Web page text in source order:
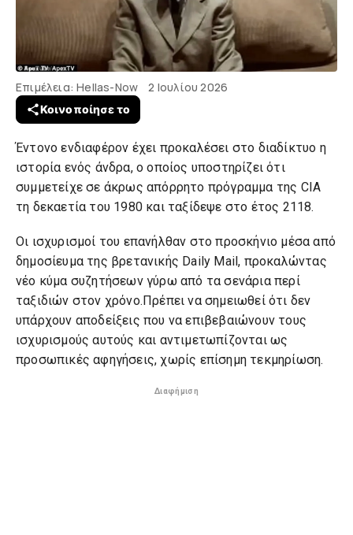
Επιμέλεια: Hellas-Now 2 Ιουλίου 2026
Έντονο ενδιαφέρον έχει προκαλέσει στο διαδίκτυο η
ιστορία ενός άνδρα, ο οποίος υποστηρίζει ότι
συμμετείχε σε άκρως απόρρητο πρόγραμμα της CIA
τη δεκαετία του 1980 και ταξίδεψε στο έτος 2118.
Οι ισχυρισμοί του επανήλθαν στο προσκήνιο μέσα από
δημοσίευμα της βρετανικής Daily Mail, προκαλώντας
νέο κύμα συζητήσεων γύρω από τα σενάρια περί
ταξιδιών στον χρόνο.Πρέπει να σημειωθεί ότι δεν
υπάρχουν αποδείξεις που να επιβεβαιώνουν τους
ισχυρισμούς αυτούς και αντιμετωπίζονται ως
προσωπικές αφηγήσεις, χωρίς επίσημη τεκμηρίωση.
Διαφήμιση